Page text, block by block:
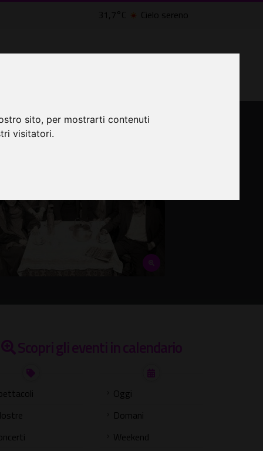
sito, per mostrarti contenuti
visitatori.
31,7°C Cielo sereno
Scopri gli eventi in calendario
Oggi
Domani
Weekend